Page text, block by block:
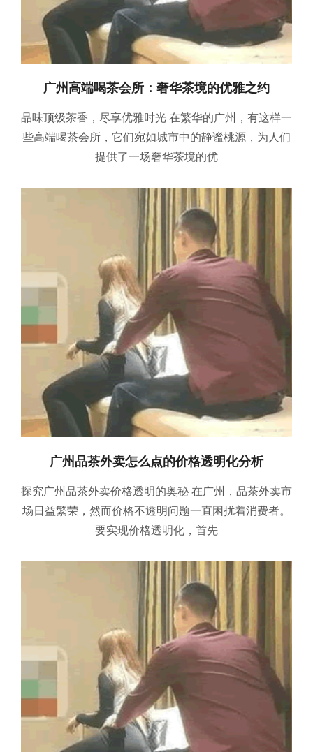
广州高端喝茶会所：奢华茶境的优雅之约
品味顶级茶香，尽享优雅时光 在繁华的广州，有这样一
些高端喝茶会所，它们宛如城市中的静谧桃源，为人们
提供了一场奢华茶境的优
广州品茶外卖怎么点的价格透明化分析
探究广州品茶外卖价格透明的奥秘 在广州，品茶外卖市
场日益繁荣，然而价格不透明问题一直困扰着消费者。
要实现价格透明化，首先